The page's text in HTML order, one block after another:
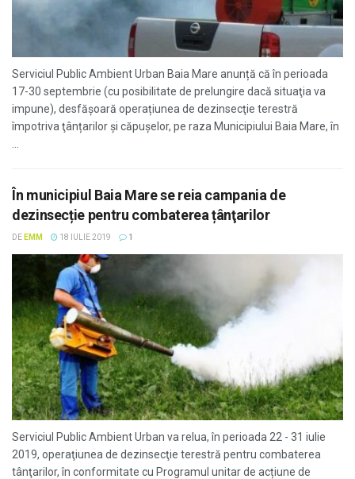
Serviciul Public Ambient Urban Baia Mare anunță că în perioada
17-30 septembrie (cu posibilitate de prelungire dacă situaţia va
impune), desfășoară operațiunea de dezinsecţie terestră
împotriva ţânțarilor şi căpuşelor, pe raza Municipiului Baia Mare, în
În municipiul Baia Mare se reia campania de
dezinsecție pentru combaterea țânţarilor
DE EMM 18 IULIE 2019 1
Serviciul Public Ambient Urban va relua, în perioada 22 - 31 iulie
2019, operaţiunea de dezinsecţie terestră pentru combaterea
tânţarilor, în conformitate cu Programul unitar de acțiune de